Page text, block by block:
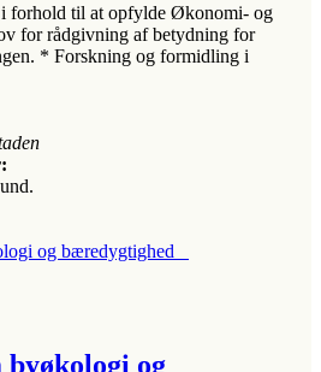
forhold til at opfylde Økonomi- og
for rådgivning af betydning for
* Forskning og formidling i
byøkologi og